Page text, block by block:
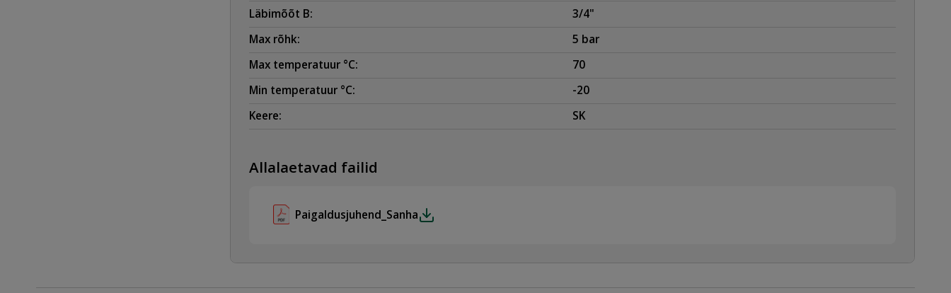
Läbimõõt B:
3/4"
Max rõhk:
5 bar
Max temperatuur °C:
70
Min temperatuur °C:
-20
Keere:
SK
Allalaetavad failid
Paigaldusjuhend_Sanha